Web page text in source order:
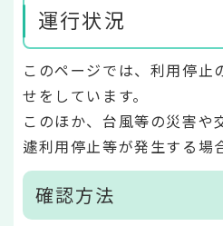
運行状況
このページでは、利用停止
せをしています。
このほか、台風等の災害や
遽利用停止等が発生する場
確認方法